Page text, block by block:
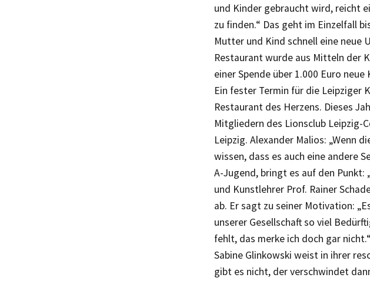
und Kinder gebraucht wird, reicht
zu finden.“ Das geht im Einzelfall
Mutter und Kind schnell eine neue
Restaurant wurde aus Mitteln der
einer Spende über 1.000 Euro
Ein fester Termin für die Leipziger
Restaurant des Herzens. Dieses
Mitgliedern des Lionsclub Leipzig-
Leipzig. Alexander Malios: „Wenn
wissen, dass es auch eine andere
A-Jugend, bringt es auf den Punkt:
und Kunstlehrer Prof. Rainer
ab. Er sagt zu seiner Motivation:
unserer Gesellschaft so viel
fehlt, das merke ich doch gar nicht.“
Sabine Glinkowski weist in ihrer
gibt es nicht, der verschwindet